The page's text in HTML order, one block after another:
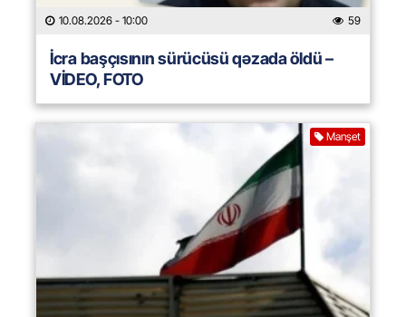
10.08.2026 - 10:00 59
İcra başçısının sürücüsü qəzada öldü –
VİDEO, FOTO
Manşet